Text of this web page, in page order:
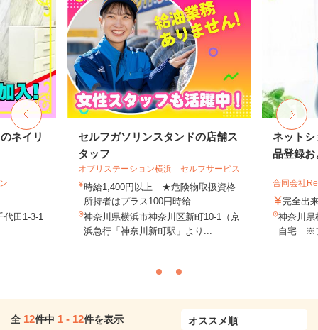
ネイリ
代田1-3-1
セルフガソリンスタンドの店舗ス
タッフ
オブリステーション横浜 セルフサービス
時給1,400円以上 ★危険物取扱資格
所持者はプラス100円時給...
神奈川県横浜市神奈川区新町10-1（京
浜急行「神奈川新町駅」より...
ネットシ
品登録お
合同会社
完全出
神奈川県
自宅 ※
全 12件中 1 - 12件を表示